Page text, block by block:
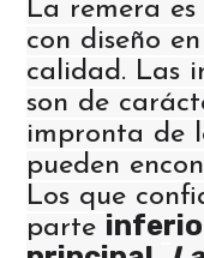
La remera
con diseño
calidad. Las
son de
impronta de
pueden
Los que
parte